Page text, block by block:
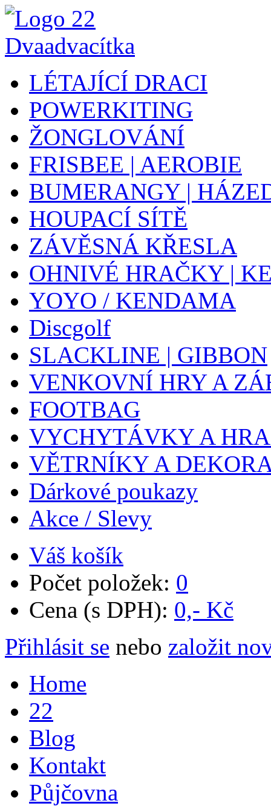
LÉTAJÍCÍ DRACI
POWERKITING
ŽONGLOVÁNÍ
FRISBEE | AEROBIE
BUMERANGY |
HOUPACÍ SÍTĚ
ZÁVĚSNÁ KŘESLA
OHNIVÉ HRAČKY |
YOYO / KENDAMA
Discgolf
SLACKLINE | GIBBON
VENKOVNÍ HRY A
FOOTBAG
VYCHYTÁVKY A
VĚTRNÍKY A
Dárkové poukazy
Akce / Slevy
Váš košík
Počet položek: 0
Cena (s DPH): 0,- Kč
Přihlásit se nebo založit
Home
22
Blog
Kontakt
Půjčovna